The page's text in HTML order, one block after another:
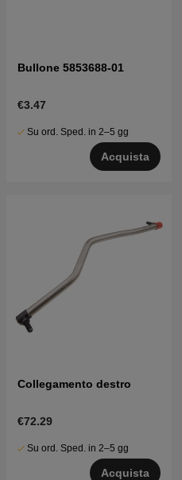
Bullone 5853688-01
€3.47
Su ord. Sped. in 2–5 gg
Acquista
Collegamento destro
€72.29
Su ord. Sped. in 2–5 gg
Acquista